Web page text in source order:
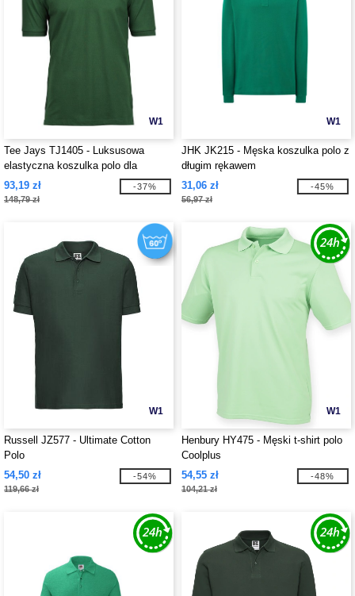
W1
Tee Jays TJ1405 - Luksusowa
elastyczna koszulka polo dla
mężczyzn
93,19 zł
148,79 zł
-37%
W1
JHK JK215 - Męska koszulka polo z
długim rękawem
31,06 zł
56,97 zł
-45%
W1
Russell JZ577 - Ultimate Cotton
Polo
54,50 zł
119,66 zł
-54%
W1
Henbury HY475 - Męski t-shirt polo
Coolplus
54,55 zł
104,21 zł
-48%